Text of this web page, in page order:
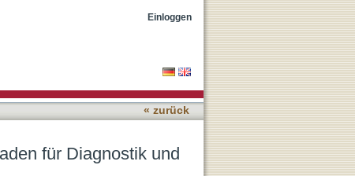
; 24 TabellenEinloggen
« zurück
für Diagnostik und